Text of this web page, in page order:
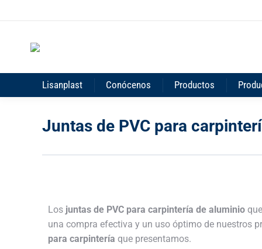
Lisanplast Conócenos Productos
Juntas de PVC para
Los juntas de PVC para carpintería de aluminio
una compra efectiva y un uso óptimo de nuestros
para carpintería que presentamos.